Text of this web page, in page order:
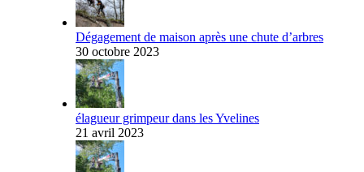
Dégagement de maison après une chute d’arbres
30 octobre 2023
élagueur grimpeur dans les Yvelines
21 avril 2023